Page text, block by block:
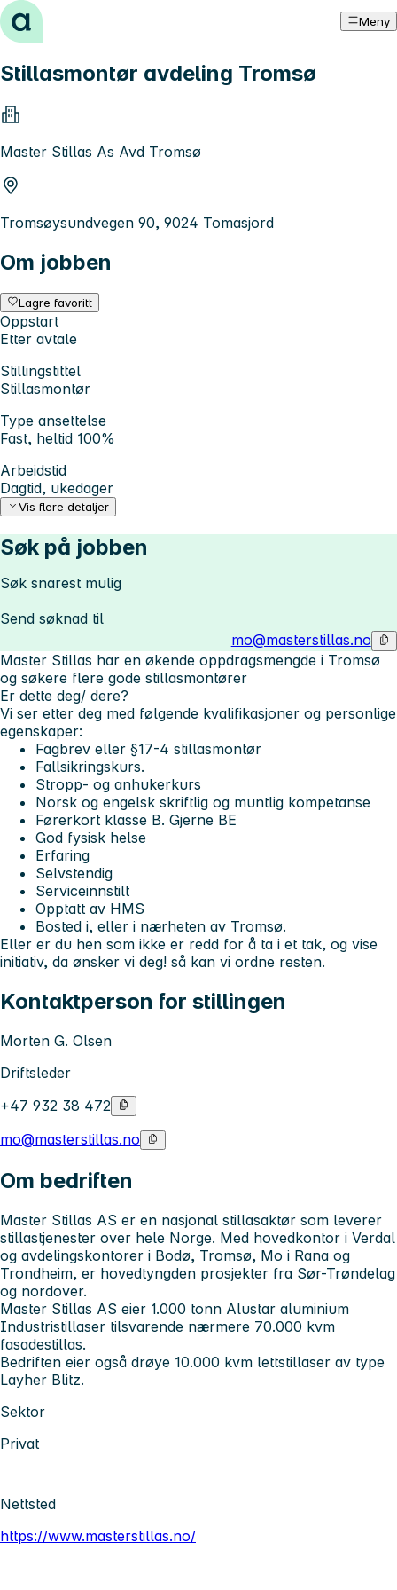
Hopp til innhold Meny
Stillasmontør avdeling Tromsø
Master Stillas As Avd Tromsø
Tromsøysundvegen 90, 9024 Tomasjord
Om jobben
Lagre favoritt
Oppstart
Etter avtale
Stillingstittel
Stillasmontør
Type ansettelse
Fast, heltid 100%
Arbeidstid
Dagtid, ukedager
Vis flere detaljer
Søk på jobben
Søk snarest mulig
Send søknad til
mo@masterstillas.no
Master Stillas har en økende oppdragsmengde i Tromsø
og søkere flere gode stillasmontører
Er dette deg/ dere?
Vi ser etter deg med følgende kvalifikasjoner og personlige
egenskaper:
Fagbrev eller §17-4 stillasmontør
Fallsikringskurs.
Stropp- og anhukerkurs
Norsk og engelsk skriftlig og muntlig kompetanse
Førerkort klasse B. Gjerne BE
God fysisk helse
Erfaring
Selvstendig
Serviceinnstilt
Opptatt av HMS
Bosted i, eller i nærheten av Tromsø.
Eller er du hen som ikke er redd for å ta i et tak, og vise
initiativ, da ønsker vi deg! så kan vi ordne resten.
Kontaktperson for stillingen
Morten G. Olsen
Driftsleder
+47 932 38 472
mo@masterstillas.no
Om bedriften
Master Stillas AS er en nasjonal stillasaktør som leverer
stillastjenester over hele Norge. Med hovedkontor i Verdal
og avdelingskontorer i Bodø, Tromsø, Mo i Rana og
Trondheim, er hovedtyngden prosjekter fra Sør-Trøndelag
og nordover.
Master Stillas AS eier 1.000 tonn Alustar aluminium
Industristillaser tilsvarende nærmere 70.000 kvm
fasadestillas.
Bedriften eier også drøye 10.000 kvm lettstillaser av type
Layher Blitz.
Sektor
Privat
Nettsted
https://www.masterstillas.no/